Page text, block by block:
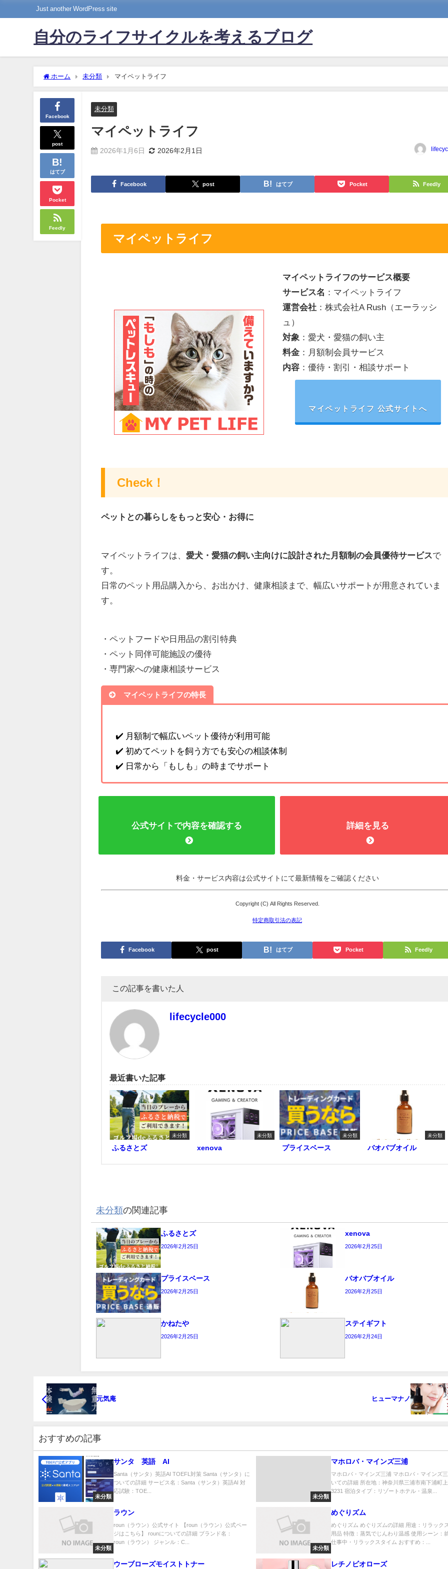
Just another WordPress site
自分のライフサイクルを考えるブログ
ホーム 未分類 マイペットライフ
Facebook
post
はてブ
Pocket
Feedly
未分類
マイペットライフ
2026年1月6日 2026年2月1日
Facebook post はてブ Pocket Feedly
マイペットライフ
マイペットライフのサービス概要
サービス名 ：マイペットライフ
運営会社：株式会社A Rush（エーラッシ
ュ）
対象 ：愛犬・愛猫の飼い主
料金：月額制会員サービス
内容：優待・割引・相談サポート
マイペットライフ 公式サイトへ
Check！
ペットとの暮らしをもっと安心・お得に
マイペットライフは、愛犬・愛猫の飼い主向けに設計された月額制の会員優待サービスで
す。
日常のペット用品購入から、お出かけ、健康相談まで、幅広いサポートが用意されていま
す。
・ペットフードや日用品の割引特典
・ペット同伴可能施設の優待
・専門家への健康相談サービス
マイペットライフの特長
✔️ 月額制で幅広いペット優待が利用可能
✔️ 初めてペットを飼う方でも安心の相談体制
✔️ 日常から「もしも」の時までサポート
公式サイトで内容を確認する 詳細を見る
料金・サービス内容は公式サイトにて最新情報をご確認ください
Copyright (C) All Rights Reserved.
特定商取引法の表記
Facebook post はてブ Pocket Feedly
この記事を書いた人
lifecycle000
最近書いた記事
未分類
ふるさとズ
未分類
xenova
未分類
プライスベース
未分類
バオバブオイル
未分類の関連記事
ふるさとズ
2026年2月25日
xenova
2026年2月25日
プライスベース
2026年2月25日
バオバブオイル
2026年2月25日
かねたや
2026年2月25日
ステイギフト
2026年2月24日
元気庵 ヒューマナノ
おすすめの記事
未分類
サンタ 英語 AI
Santa（サンタ）英語AI TOEFL対策 Santa（サンタ）に
ついての詳細 サービス名：Santa（サンタ）英語AI 対
応試験：TOE...
未分類
マホロバ・マインズ三浦
マホロバ・マインズ三浦 マホロバ・マインズ
いての詳細 所在地：神奈川県三浦市南下浦町
3231 宿泊タイプ：リゾートホテル・温泉...
未分類
ラウン
roun（ラウン）公式サイト 【roun（ラウン）公式ペー
ジはこちら】 rounについての詳細 ブランド名：
roun（ラウン） ジャンル：C...
未分類
めぐりズム
めぐりズム めぐりズムの詳細 用途：リラック
用品 特徴：蒸気でじんわり温感 使用シーン：
仕事中・リラックスタイム おすすめ：...
ウーブローズモイストトナー レチノビオローズ